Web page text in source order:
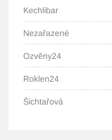
Kechlibar
Nezařazené
Ozvěny24
Roklen24
Šichtařová